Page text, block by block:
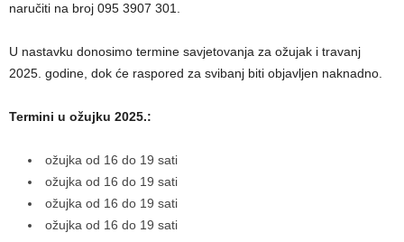
naručiti na broj 095 3907 301.
U nastavku donosimo termine savjetovanja za ožujak i travanj
2025. godine, dok će raspored za svibanj biti objavljen naknadno.
Termini u ožujku 2025.:
ožujka od 16 do 19 sati
ožujka od 16 do 19 sati
ožujka od 16 do 19 sati
ožujka od 16 do 19 sati